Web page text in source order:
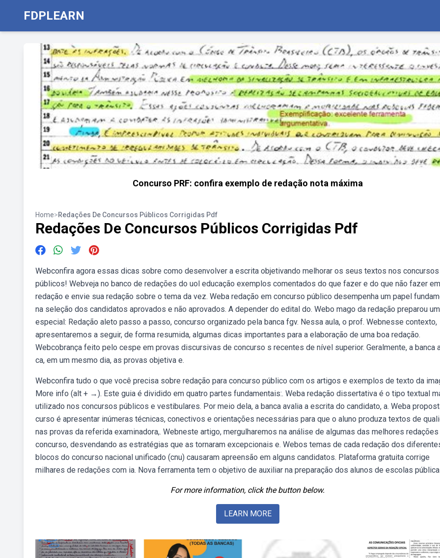
FDPLEARN
Concurso PRF: confira exemplo de redação nota máxima
Home>Redações De Concursos Públicos Corrigidas Pdf
Redações De Concursos Públicos Corrigidas Pdf
Webconfira agora essas dicas sobre como desenvolver a escrita objetivando melhorar os seus textos nos concursos
públicos! Webveja no banco de redações do uol educação exemplos comentados do que fazer e do que não fazer
redação e envie sua redação sobre o tema da vez. Weba redação em concurso público desempenha um papel
na seleção dos candidatos aprovados e não aprovados. A depender do edital do. Webo mago da redação preparou
especial: Redação aleto passo a passo, concurso organizado pela banca fgv. Nessa aula, o prof. Webnesse contexto,
apresentaremos a seguir, de forma resumida, algumas dicas importantes para a elaboração de uma boa redação.
Webcobrança feito pelo cespe em provas discursivas de concurso s recentes de nível superior. Geralmente, a banca
ca, em um mesmo dia, as provas objetiva e.
Webconfira tudo o que você precisa sobre redação para concurso público com os artigos e exemplos de texto da
More info (alt + →). Este guia é dividido em quatro partes fundamentais:. Weba redação dissertativa é o tipo textual
utilizado nos concursos públicos e vestibulares. Por meio dela, a banca avalia a escrita do candidato, a. Weba
curso é apresentar inúmeras técnicas, conectivos e orientações necessárias para que o aluno produza textos de
nas provas da referida examinadora,. Webneste artigo, mergulharemos na análise de algumas das melhores
concurso, desvendando as estratégias que as tornaram excepcionais e. Webos temas de cada redação dos
blocos do concurso nacional unificado (cnu) causaram apreensão em alguns candidatos. Plataforma gratuita corrige
milhares de redações com ia. Nova ferramenta tem o objetivo de auxiliar na preparação dos alunos de escolas
For more information, click the button below.
LEARN MORE